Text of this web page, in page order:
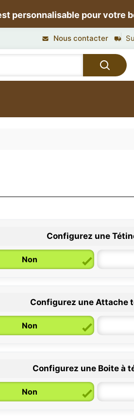
personnalisable pour votre
Nous contacter
Configurez une
Non
0 / 6 mois
Configurez une Attache
Non
Configurez une Boite à
Non